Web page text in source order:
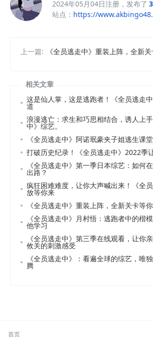
2024年05月04日注册，发布了
站点： https://
上一篇: 《全员逃走中》重装上阵，全新
相关文章
这是仙人掌，这是逃跑者！《全员逃走
道
浪漫逃亡：求生和巧思相结合，诱人上
中》综艺。
《全员逃走中》阿诺珉豪夹子姐逃生课堂
打破历史纪录！《全员逃走中》2022季
《全员逃走中》第一季日本综艺：如何
出路？
疯狂困难难度，让你大声喊出来！《全
放等你来
《全员逃走中》重装上阵，全新关卡等
《全员逃走中》月村悟：逃跑者中的楷
他学习
《全员逃走中》第三季在线观看，让你
攸关的刺激感受
《全员逃走中》：看遍全球的综艺，唯
腾
首页